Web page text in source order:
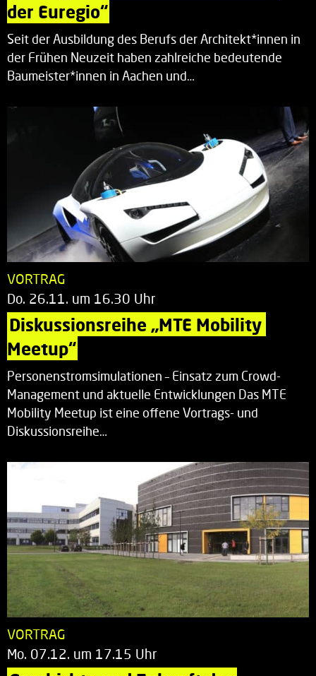
der Euregio“
Seit der Ausbildung des Berufs der Architekt*innen in
der Frühen Neuzeit haben zahlreiche bedeutende
Baumeister*innen in Aachen und…
VORTRAG
Do. 26.11. um 16.30 Uhr
Diskussionsreihe „MTE Mobility
Meetup“
Personenstromsimulationen – Einsatz zum Crowd-
Management und aktuelle Entwicklungen Das MTE
Mobility Meetup ist eine offene Vortrags- und
Diskussionsreihe…
VORTRAG
Mo. 07.12. um 17.15 Uhr